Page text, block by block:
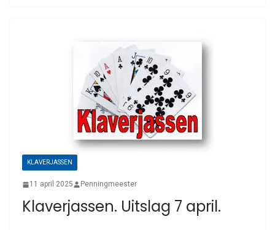
KLAVERJASSEN
11 april 2025 Penningmeester
Klaverjassen. Uitslag 7 april.